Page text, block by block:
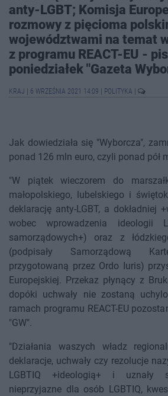
anty-LGBT; Komisja
rozmowy z pięcioma
województwami na temat
z programu REACT-EU -
poniedziałek "Gazeta
KRAJ 6 WRZEŚNIA 2021 14:09 POLITYKA
Jak dowiedziała się "Wyborcza",
ponad 126 mln euro, czyli ponad pół
"W piątek wieczorem do
małopolskiego, lubelskiego i
deklarację anty-LGBT, a dokładniej
wobec wprowadzenia ideologii
samorządowych+) oraz z
(podpisały Samorządową
przygotowaną przez Ordo Iuris)
Europejskiej. Przekaz płynący z
dopóki uchwały nie zostaną
ramach programu REACT-EU
"GW".
"Działania waszych władz
deklaracje, uchwały czy rezolucje
LGBTIQ +ideologią+ i uznały
nieprzyjazne dla osób LGBTIQ,